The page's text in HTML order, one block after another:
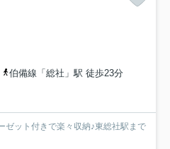
伯備線「総社」駅 徒歩23分
ゼット付きで楽々収納♪東総社駅まで